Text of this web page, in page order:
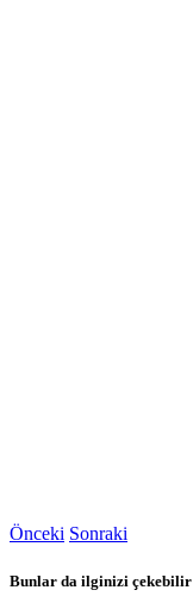
Önceki Sonraki
Bunlar da ilginizi çekebilir